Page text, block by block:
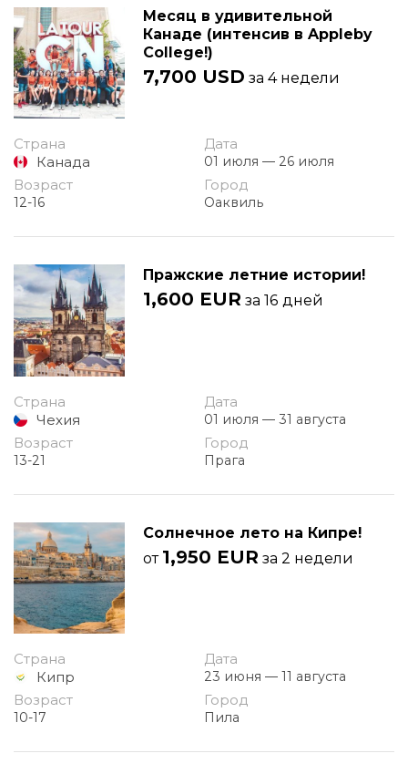
Месяц в удивительной
Канаде (интенсив в Appleby
College!)
7,700 USD за 4 недели
Страна
Канада
Дата
01 июля — 26 июля
Возраст
12-16
Город
Оаквиль
Пражские летние истории!
1,600 EUR за 16 дней
Страна
Чехия
Дата
01 июля — 31 августа
Возраст
13-21
Город
Прага
Солнечное лето на Кипре!
от 1,950 EUR за 2 недели
Страна
Кипр
Дата
23 июня — 11 августа
Возраст
10-17
Город
Пила